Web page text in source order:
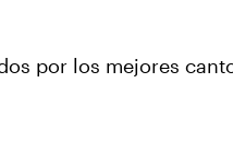
por los mejores